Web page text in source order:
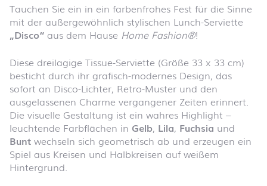
Tauchen Sie ein in ein farbenfrohes Fest für die Sinne
mit der außergewöhnlich stylischen Lunch-Serviette
„Disco“ aus dem Hause Home Fashion®!
Diese dreilagige Tissue-Serviette (Größe 33 x 33 cm)
besticht durch ihr grafisch-modernes Design, das
sofort an Disco-Lichter, Retro-Muster und den
ausgelassenen Charme vergangener Zeiten erinnert.
Die visuelle Gestaltung ist ein wahres Highlight –
leuchtende Farbflächen in Gelb, Lila, Fuchsia und
Bunt wechseln sich geometrisch ab und erzeugen ein
Spiel aus Kreisen und Halbkreisen auf weißem
Hintergrund.